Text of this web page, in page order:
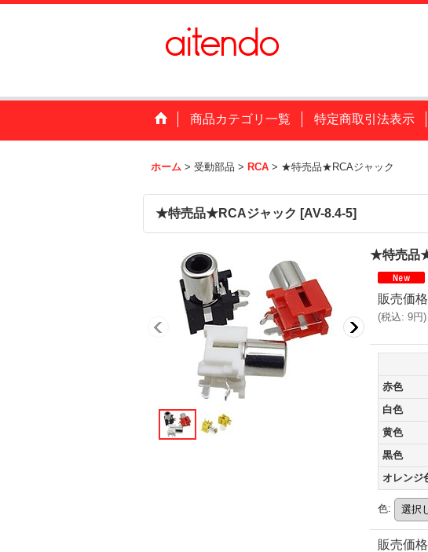
商品カテゴリ一覧 特定商取引法表示
ホーム > 受動部品 > RCA > ★特売品★RCAジャック
★特売品★RCAジャック [AV-8.4-5]
★特売品
販売価格
(税込: 9円)
赤色
白色
黄色
黒色
オレンジ
色:
販売価格